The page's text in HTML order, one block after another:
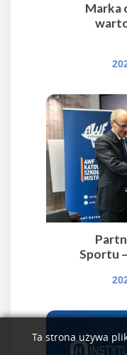
Marka
Sportu
Ta strona używa